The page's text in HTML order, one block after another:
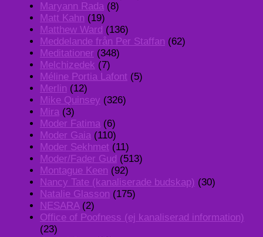
Maryann Rada (8)
Matt Kahn (19)
Matthew Ward (136)
Meddelande från Per Staffan (62)
Meditationer (348)
Melchizedek (7)
Méline Portia Lafont (5)
Merlin (12)
Mike Quinsey (326)
Mira (3)
Moder Fatima (6)
Moder Gaia (110)
Moder Sekhmet (11)
Moder/Fader Gud (513)
Montague Keen (92)
Nancy Tate (kanaliserade budskap) (30)
Natalie Glasson (175)
NESARA(2)
Office of Poofness (ej kanaliserad information)
(23)